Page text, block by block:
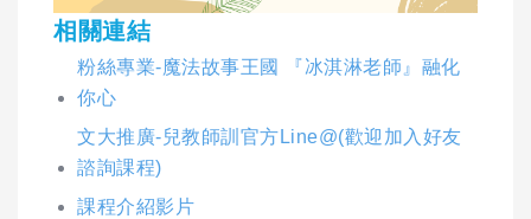
相關連結
粉絲專業-魔法故事王國 『冰淇淋老師』融化
你心
文大推廣-兒教師訓官方Line@(歡迎加入好友
諮詢課程)
課程介紹影片